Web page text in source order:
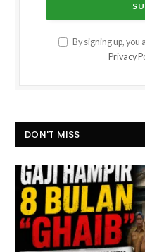
By signing up, you
Privacy
DON'T MISS